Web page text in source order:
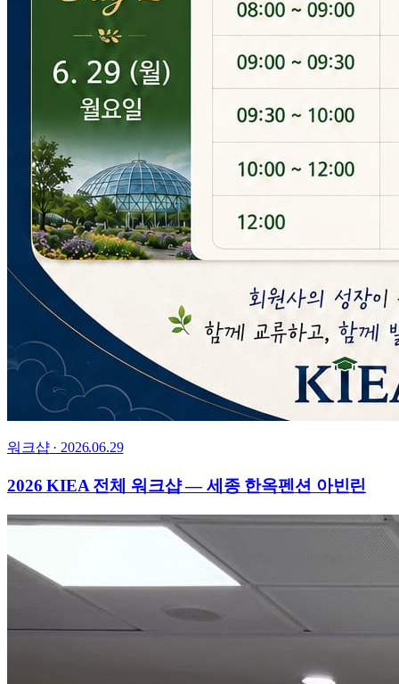
워크샵·2026.06.29
2026 KIEA 전체 워크샵 — 세종 한옥펜션 아빈린